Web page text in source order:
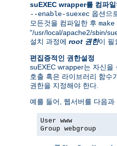
suEXEC wrapper를 컴파일
--enable-suexec 옵션으
모든것을 컴파일한 후
"/usr/local/apache2/sbin/
설치 과정에 root 권한이 필
편집증적인 권한설정
suEXEC wrapper는 자신을
호출 혹은 라이브러리 함수
권한을 지정해야 한다.
예를 들어, 웹서버를 다음과
User www
Group webgroup